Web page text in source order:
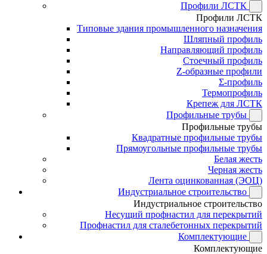
Профили ЛСТК
Профили ЛСТК
Типовые здания промышленного назначения
Шляпный профиль
Направляющий профиль
Стоечный профиль
Z-образные профили
Σ-профиль
Термопрофиль
Крепеж для ЛСТК
Профильные трубы
Профильные трубы
Квадратные профильные трубы
Прямоугольные профильные трубы
Белая жесть
Черная жесть
Лента оцинкованная (ЭОЦ)
Индустриальное строительство
Индустриальное строительство
Несущий профнастил для перекрытий
Профнастил для сталебетонных перекрытий
Комплектующие
Комплектующие